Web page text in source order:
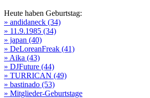
Heute haben Geburtstag:
» andidaneck (34)
» 11.9.1985 (34)
» japan (40)
» DeLoreanFreak (41)
» Aika (43)
» DJFuture (44)
» TURRICAN (49)
» bastinado (53)
» Mitglieder-Geburtstage